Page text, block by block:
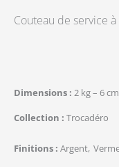
Couteau de service
Dimensions 2 kg – 6
Collection
Trocadéro
Finitions Argent